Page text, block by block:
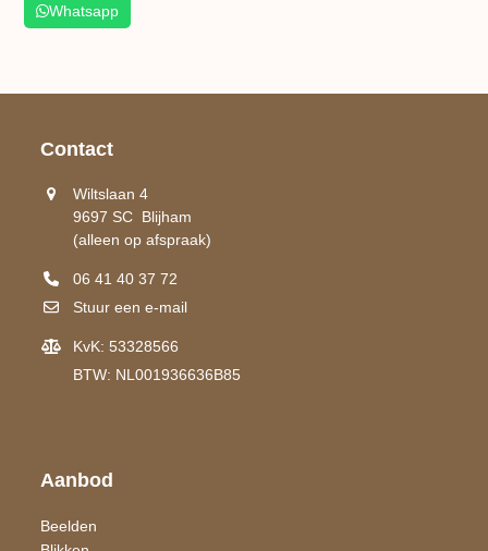
Whatsapp
Contact
Wiltslaan 4
9697 SC Blijham
(alleen op afspraak)
06 41 40 37 72
Stuur een e-mail
KvK: 53328566
BTW: NL001936636B85
Aanbod
Beelden